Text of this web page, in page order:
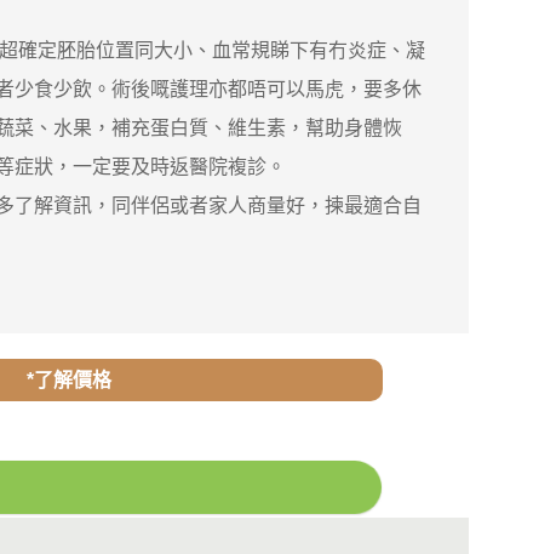
定胚胎位置同大小、血常規睇下有冇炎症、凝
少食少飲。術後嘅護理亦都唔可以馬虎，要多休
菜、水果，補充蛋白質、維生素，幫助身體恢
症狀，一定要及時返醫院複診。
解資訊，同伴侶或者家人商量好，揀最適合自
*了解價格